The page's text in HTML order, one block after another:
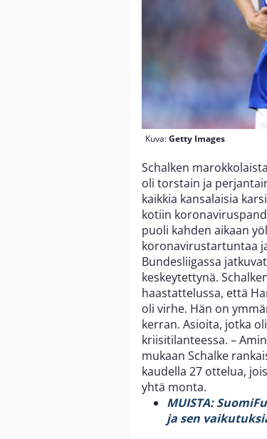
Kuva:Getty Images
Schalken
oli torstain ja
kaikkia kansalaisia
kotiin
puoli kahden aikaan
koronavirustartuntaa
Bundesliigassa
keskeytettynä.
haastattelussa, että
oli virhe. Hän on
kerran. Asioita, jotka
kriisitilanteessa. –
mukaan Schalke
kaudella 27 ottelua,
yhtä monta.
MUISTA:
ja sen